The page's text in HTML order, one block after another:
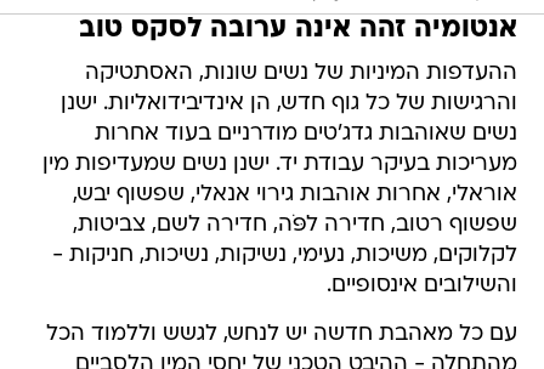
אנטומיה זהה אינה ערובה לסקס טוב
ההעדפות המיניות של נשים שונות, האסתטיקה
והרגישות של כל גוף חדש, הן אינדיבידואליות. ישנן
נשים שאוהבות גדג'טים מודרניים בעוד אחרות
מעריכות בעיקר עבודת יד. ישנן נשים שמעדיפות מין
אוראלי, אחרות אוהבות גירוי אנאלי, שפשוף יבש,
שפשוף רטוב, חדירה לפֹּה, חדירה לשם, צביטות,
לקלוקים, משיכות, נעימי, נשיקות, נשיכות, חניקות -
והשילובים אינסופיים.
עם כל מאהבת חדשה יש לנחש, לגשש וללמוד הכל